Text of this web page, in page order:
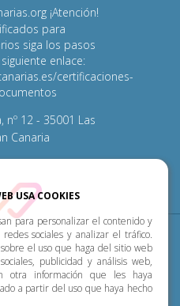
USA COOKIES
para personalizar el contenido y
sociales y analizar el tráfico.
el uso que haga del sitio web
publicidad y análisis web,
otra información que les haya
a partir del uso que haya hecho
¡Atención!
para
siga los pasos
enlace:
certificaciones-
nº 12 - 35001 Las
Canaria
P. Menor Cumplimiento
de misa Noticias